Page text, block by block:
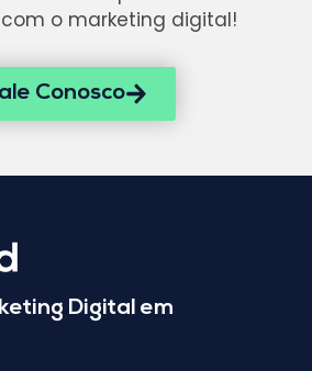
o marketing digital!
Conosco
Digital em